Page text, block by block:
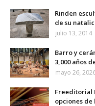
Rinden
de su
julio 13, 2014
Barro y
3,000 años
mayo 26,
Freeditorial
opciones